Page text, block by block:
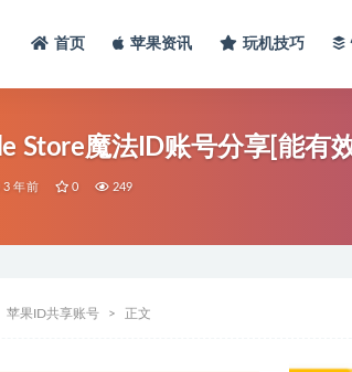
首页 苹果资讯 玩机技巧
Store魔法ID账号分享[能有
3 年前 0 249
苹果ID共享账号 正文